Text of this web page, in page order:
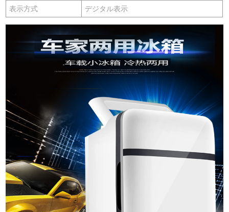
表示方式 デジタル表示